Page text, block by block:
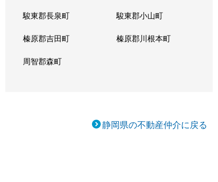
駿東郡長泉町 駿東郡小山町
榛原郡吉田町 榛原郡川根本町
周智郡森町
静岡県の不動産仲介に戻る